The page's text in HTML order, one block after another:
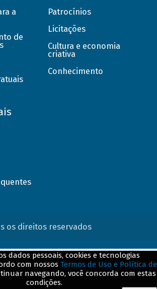
a
de
Patrocínios
Licitações
Cultura e economia
criativa
Conhecimento
os direitos reservados
dados pessoais, cookies e tecnologias
com nossos Termos de Uso e Política de
navegando, você concorda com estas
condições.